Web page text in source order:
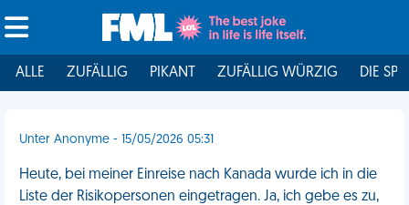
ALLE ZUFÄLLIG PIKANT ZUFÄLLIG WÜRZIG DIE
Unter Anonyme - 15/05/2026 05:31
Heute, bei meiner Einreise nach Kanada wurde ich in die
Liste der Risikopersonen eingetragen. Ja, ich gebe es zu,